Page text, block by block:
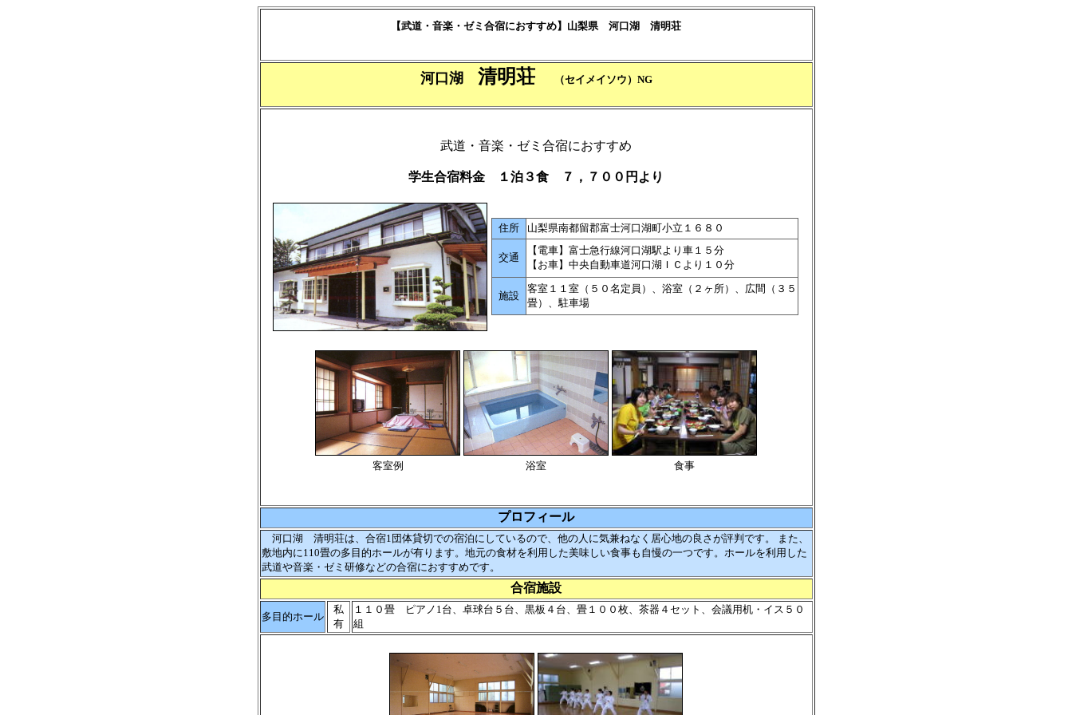
【武道・音楽・ゼミ合宿におすすめ】山梨県 河口湖 清明荘
河口湖 清明荘 （セイメイソウ） NG
武道・音楽・ゼミ合宿におすすめ
学生合宿料金 １泊３食 ７，７００円より
住所 山梨県南都留郡富士河口湖町小立１６８０
交通
【電車】富士急行線河口湖駅より車１５分
【お車】中央自動車道河口湖ＩＣより１０分
施設
客室１１室（５０名定員）、浴室（２ヶ所）、広間（３５
畳）、駐車場
客室例 浴室 食事
プロフィール
河口湖 清明荘は、合宿1団体貸切での宿泊にしているので、他の人に気兼ねなく居心地の良さが評判です。 また、
敷地内に110畳の多目的ホールが有ります。地元の食材を利用した美味しい食事も自慢の一つです。ホールを利用した
武道や音楽・ゼミ研修などの合宿におすすめです。
合宿施設
多目的ホール
私
有
１１０畳 ピアノ1台、卓球台５台、黒板４台、畳１００枚、茶器４セット、会議用机・イス５０
組